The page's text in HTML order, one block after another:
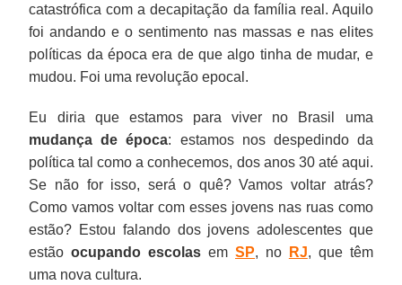
catastrófica com a decapitação da família real. Aquilo
foi andando e o sentimento nas massas e nas elites
políticas da época era de que algo tinha de mudar, e
mudou. Foi uma revolução epocal.
Eu diria que estamos para viver no Brasil uma
mudança de época: estamos nos despedindo da
política tal como a conhecemos, dos anos 30 até aqui.
Se não for isso, será o quê? Vamos voltar atrás?
Como vamos voltar com esses jovens nas ruas como
estão? Estou falando dos jovens adolescentes que
estãoocupando escolas emSP, no RJ, que têm
uma nova cultura.